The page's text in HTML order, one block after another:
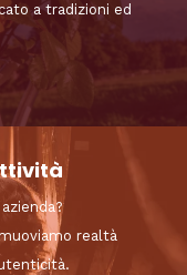
a tradizioni ed
realtà